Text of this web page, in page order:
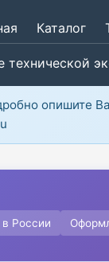
Каталог
технической
опишите
России